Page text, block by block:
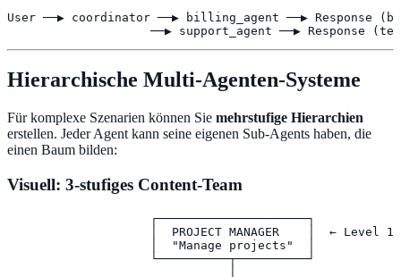
User ──▶ coordinator ──▶ billing_agent ──▶ Response
──▶ support_agent ──▶ Response
Hierarchische Multi-Agenten-Systeme
Für komplexe Szenarien können Sie mehrstufige Hierarchien
erstellen. Jeder Agent kann seine eigenen Sub-Agents haben, die
einen Baum bilden:
Visuell: 3-stufiges Content-Team
                    ┌─────────────────────┐
│  PROJECT MANAGER    │  ← Level
                    │  "Manage projects"  │
                    └──────────┬──────────┘